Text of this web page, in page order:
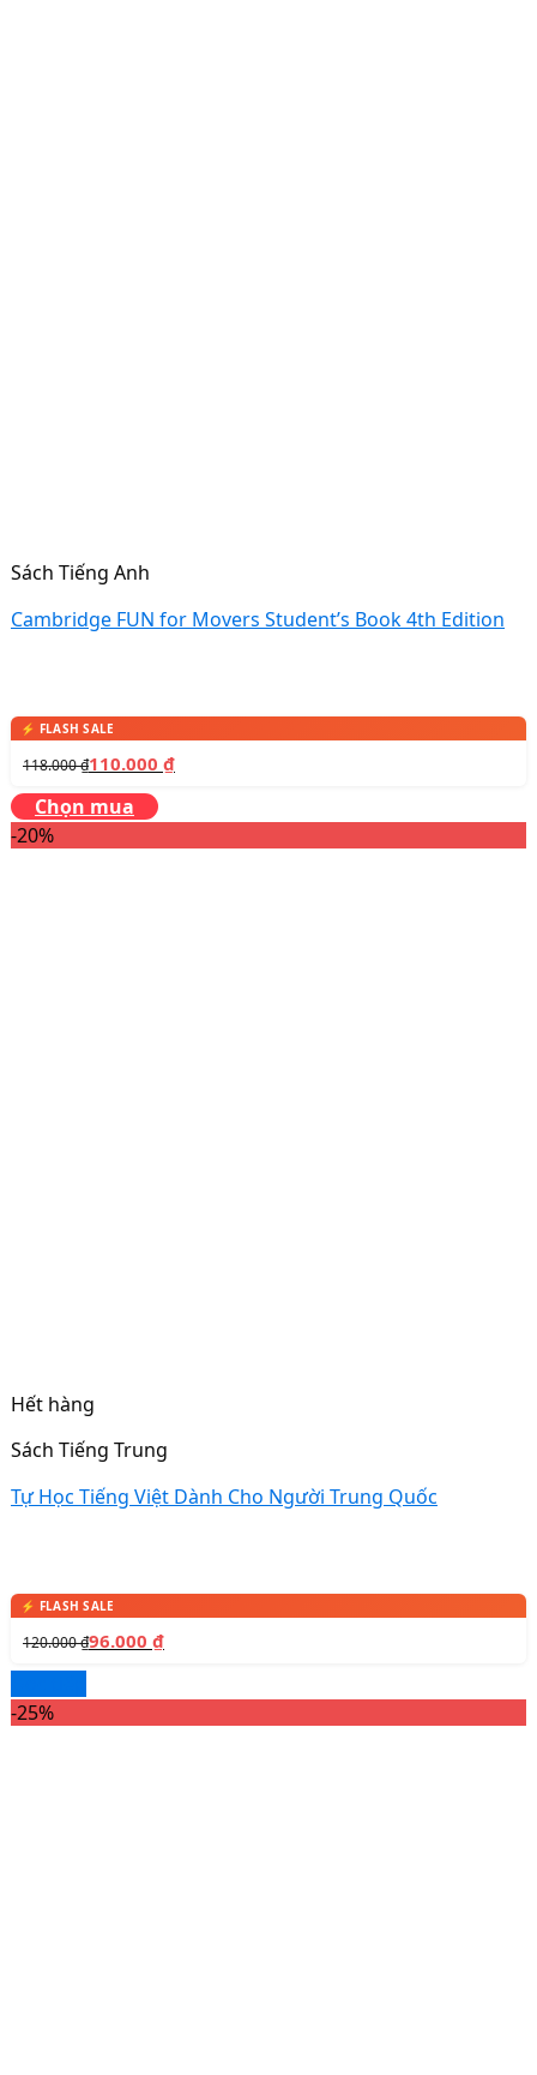
Sách Tiếng Anh
Cambridge FUN for Movers Student’s Book 4th Edition
118.000₫110.000 ₫
Chọn mua
-20%
Hết hàng
Sách Tiếng Trung
Tự Học Tiếng Việt Dành Cho Người Trung Quốc
120.000₫96.000 ₫
-25%